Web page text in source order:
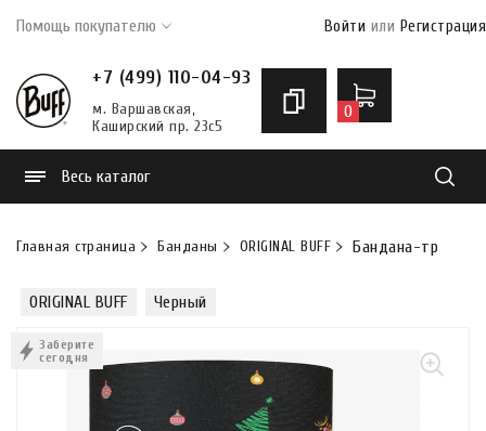
Помощь покупателю Войти или Регистрация
+7 (499) 110-04-93
м. Варшавская,
Каширский пр. 23с5
0
Весь каталог
Главная страница Банданы ORIGINAL BUFF Бандана-труба
ORIGINAL BUFF Черный
Заберите
сегодня